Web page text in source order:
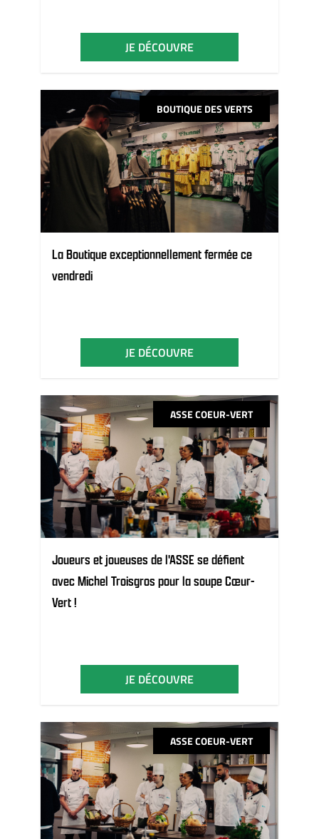
JE DÉCOUVRE
BOUTIQUE DES VERTS
La Boutique exceptionnellement fermée ce
vendredi
JE DÉCOUVRE
ASSE COEUR-VERT
Joueurs et joueuses de l'ASSE se défient
avec Michel Troisgros pour la soupe Cœur-
Vert !
JE DÉCOUVRE
ASSE COEUR-VERT